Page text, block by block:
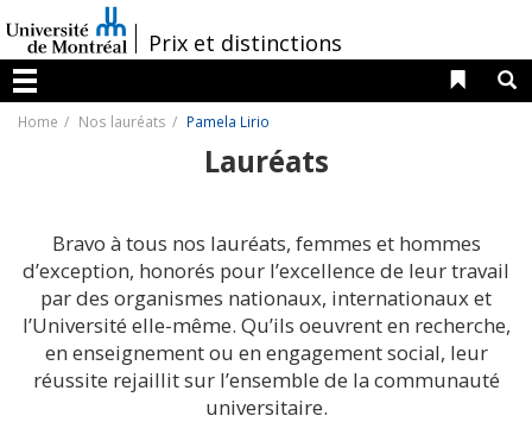
au
contenu
/Prix et distinctions
Menu
Liens
Home Nos lauréats Pamela Lirio
Lauréats
Bravo à tous nos lauréats, femmes et hommes
d’exception, honorés pour l’excellence de leur travail
par des organismes nationaux, internationaux et
l’Université elle-même. Qu’ils oeuvrent en recherche,
en enseignement ou en engagement social, leur
réussite rejaillit sur l’ensemble de la communauté
universitaire.